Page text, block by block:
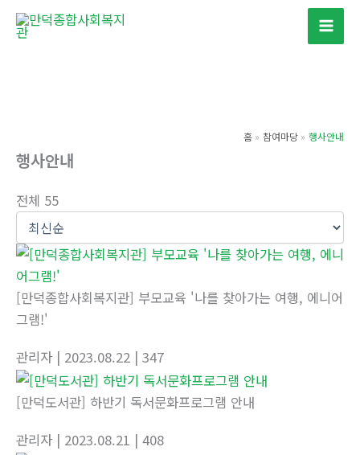
홈 참여마당 행사안내
행사안내
전체 55
[만덕종합사회복지관] 부모교육 '나를 찾아가는 여행, 에니어
그램!'
관리자 | 2023.08.22 | 347
[만덕도서관] 하반기 독서문화프로그램 안내
관리자 | 2023.08.21 | 408